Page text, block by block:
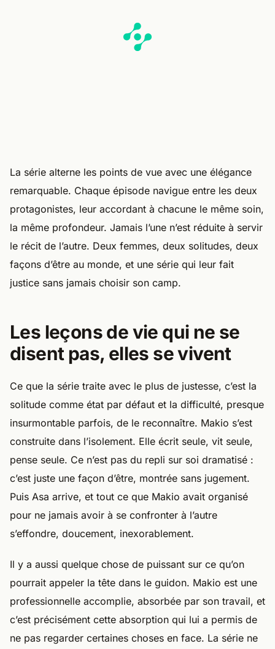
La série alterne les points de vue avec une élégance
remarquable. Chaque épisode navigue entre les deux
protagonistes, leur accordant à chacune le même soin,
la même profondeur. Jamais l’une n’est réduite à servir
le récit de l’autre. Deux femmes, deux solitudes, deux
façons d’être au monde, et une série qui leur fait
justice sans jamais choisir son camp.
Les leçons de vie qui ne se
disent pas, elles se vivent
Ce que la série traite avec le plus de justesse, c’est la
solitude comme état par défaut et la difficulté, presque
insurmontable parfois, de le reconnaître. Makio s’est
construite dans l’isolement. Elle écrit seule, vit seule,
pense seule. Ce n’est pas du repli sur soi dramatisé :
c’est juste une façon d’être, montrée sans jugement.
Puis Asa arrive, et tout ce que Makio avait organisé
pour ne jamais avoir à se confronter à l’autre
s’effondre, doucement, inexorablement.
Il y a aussi quelque chose de puissant sur ce qu’on
pourrait appeler la tête dans le guidon. Makio est une
professionnelle accomplie, absorbée par son travail, et
c’est précisément cette absorption qui lui a permis de
ne pas regarder certaines choses en face. La série ne